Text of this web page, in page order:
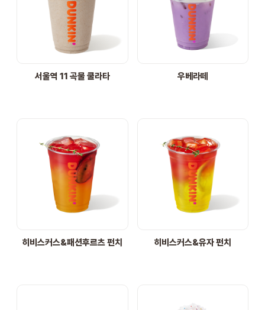
서울역 11 곡물 쿨라타 우베라떼
히비스커스&패션후르츠 펀치 히비스커스&유자 펀치